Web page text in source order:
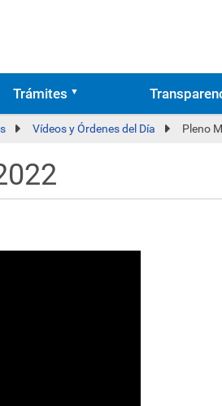
Trámites
Vídeos y Órdenes del Día Pleno